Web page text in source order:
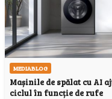
MEDIABLOG
Mașinile de spălat cu AI
ciclul în funcție de rufe